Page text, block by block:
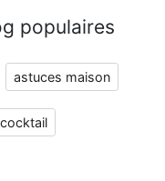
populaires
astuces maison
cocktail